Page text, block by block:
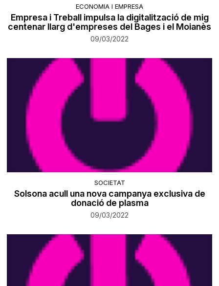
ECONOMIA I EMPRESA
Empresa i Treball impulsa la digitalització de mig
centenar llarg d'empreses del Bages i el Moianès
09/03/2022
SOCIETAT
​Solsona acull una nova campanya exclusiva de
donació de plasma
09/03/2022